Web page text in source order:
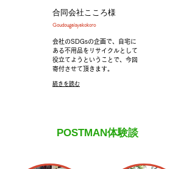
合同会社こころ様
​Goudougaisyakokoro
会社のSDGsの企画で、自宅に
ある不用品をリサイクルとして
役立てようということで、今回
寄付させて頂きます。
続きを読む
POSTMAN体験談